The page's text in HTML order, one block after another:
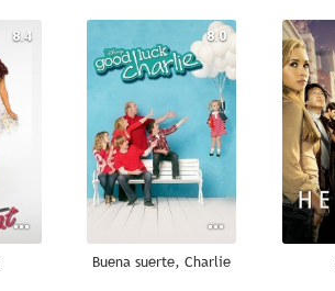
8.4 8.0
Buena suerte, Charlie